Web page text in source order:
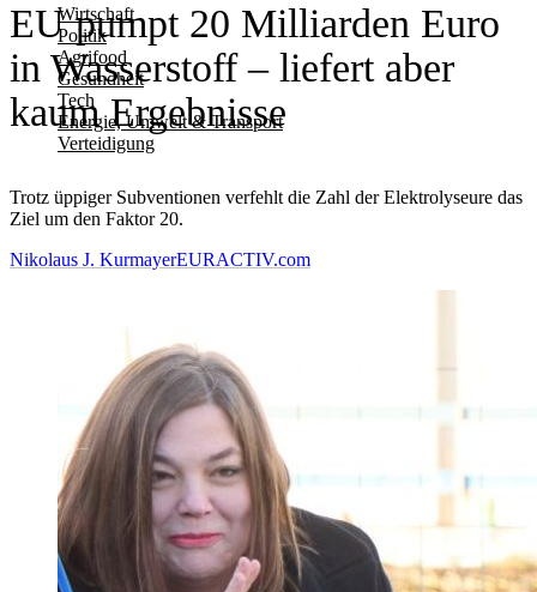
Wirtschaft
Politik
Agrifood
Gesundheit
Tech
Energie, Umwelt & Transport
Verteidigung
EU pumpt 20 Milliarden Euro
in Wasserstoff – liefert aber
kaum Ergebnisse
Trotz üppiger Subventionen verfehlt die Zahl der Elektrolyseure das
Ziel um den Faktor 20.
Nikolaus J. KurmayerEURACTIV.com